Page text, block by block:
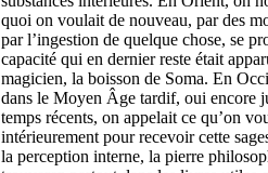
quoi on voulait de nouveau, par des
par l’ingestion de quelque chose, se
capacité qui en dernier reste était
magicien, la boisson de Soma. En
dans le Moyen Âge tardif, oui encore
temps récents, on appelait ce qu’on
intérieurement pour recevoir cette
la perception interne, la pierre